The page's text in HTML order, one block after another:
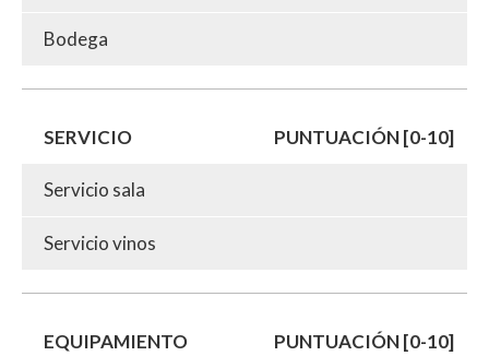
Bodega
SERVICIO PUNTUACIÓN [0-10]
Servicio sala
Servicio vinos
EQUIPAMIENTO PUNTUACIÓN [0-10]